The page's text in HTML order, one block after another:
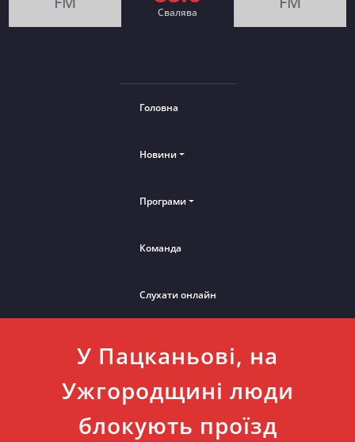
Cвалява
Головна
Новини
Програми
Команда
Слухати онлайн
У Пацканьові, на
Ужгородщині люди
блокують проїзд